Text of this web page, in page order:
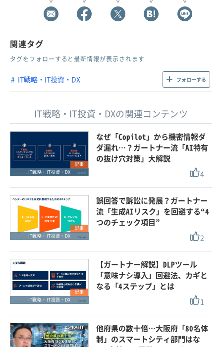
関連タグ
タグをフォローすると最新情報が表示されます
IT戦略・IT投資・DX フォローする
IT戦略・IT投資・DXの関連コンテンツ
記事
IT戦略・IT投資・DX
なぜ「Copilot」から機密情報ダ
ダ漏れ…？ガートナー流「AI特有
の抜け穴対策」大解説
4
記事
IT戦略・IT投資・DX
誤回答で訴訟に発展？ガートナー
流「生成AIリスク」を回避する“4
つのチェック項目”
2
記事
IT戦略・IT投資・DX
【ガートナー解説】DLPツール
「意味ナシ導入」回避法、カギと
なる「4ステップ」とは
1
他府県の数十倍…大阪府「80名体
制」のスマートシティ部門はな